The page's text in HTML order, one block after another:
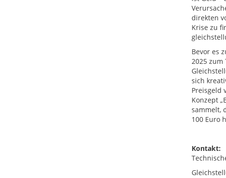
direkten
Krise zu
Bevor es
2025 zum
sich
Preisgeld
Konzept
sammelt,
100 Euro
Kontakt: